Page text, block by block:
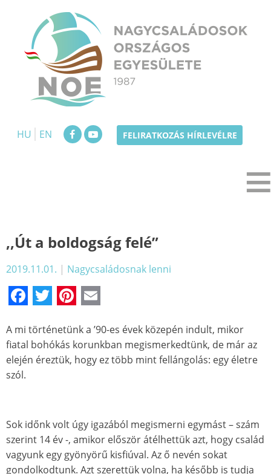
content
HU
EN FELIRATKOZÁS HÍRLEVÉLRE
,,Út a boldogság felé”
2019.11.01. | Nagycsaládosnak lenni
Facebook
TwitterPinterest
A mi történetünk a ’90-es évek közepén indult, mikor
fiatal bohókás korunkban megismerkedtünk, de már az
elején éreztük, hogy ez több mint fellángolás: egy életre
szól.
Sok időnk volt úgy igazából megismerni egymást – szám
szerint 14 év -, amikor először átélhettük azt, hogy család
vagyunk egy gyönyörű kisfiúval. Az ő nevén sokat
gondolkodtunk. Azt szerettük volna, ha később is tudja